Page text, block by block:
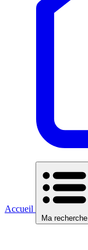
Accueil
Ma recherche